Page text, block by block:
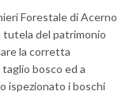
Forestale di Acerno
tutela del patrimonio
la corretta
bosco ed a
ispezionato i boschi